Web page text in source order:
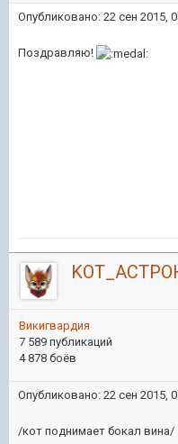
Опубликовано: 22 сен 2015,
Поздравляю!
Викигвардия
7 589 публикаций
4 878 боёв
Опубликовано: 22 сен 2015,
/кот поднимает бокал вина/